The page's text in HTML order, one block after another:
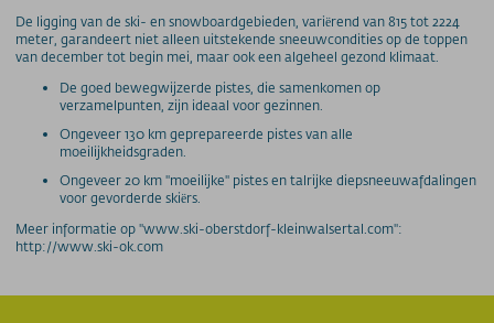
PREISINFORMATIONEN
Fußgängerkarten
Tagesskipässe
Mehrtageskarten
Saisonkarte
Superschnee Jahres- & Saisonkarte
Saisonkarte Allgäu-Gletscher-Card
Jahreskarte Allgäu 365+
Übungsliftekarte
De ligging van de ski- en snowboardgebieden, variërend van 815 tot 2224
meter, garandeert niet alleen uitstekende sneeuwcondities op de toppen
van december tot begin mei, maar ook een algeheel gezond klimaat.
De goed bewegwijzerde pistes, die samenkomen op
verzamelpunten, zijn ideaal voor gezinnen.
Ongeveer 130 km geprepareerde pistes van alle
moeilijkheidsgraden.
Ongeveer 20 km "moeilijke" pistes en talrijke diepsneeuwafdalingen
voor gevorderde skiërs.
Meer informatie op "www.ski-oberstdorf-kleinwalsertal.com":
http://www.ski-ok.com